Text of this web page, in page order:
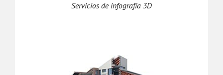
Servicios de infografía 3D